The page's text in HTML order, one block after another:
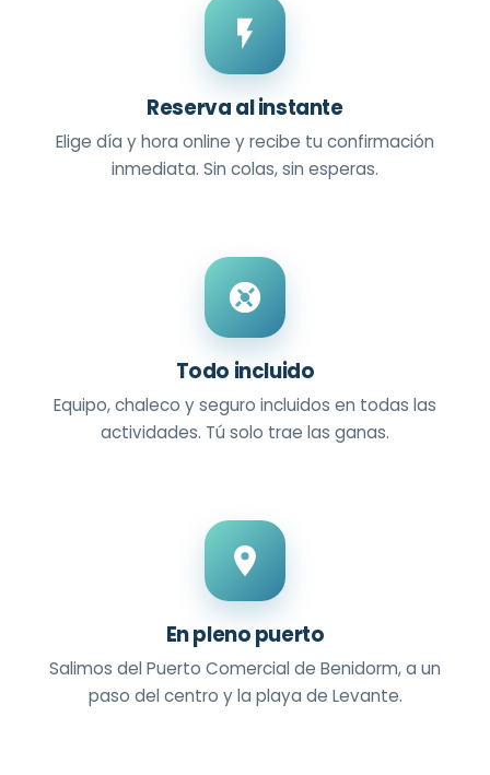
Reserva al instante
Elige día y hora online y recibe tu confirmación
inmediata. Sin colas, sin esperas.
Todo incluido
Equipo, chaleco y seguro incluidos en todas las
actividades. Tú solo trae las ganas.
En pleno puerto
Salimos del Puerto Comercial de Benidorm, a un
paso del centro y la playa de Levante.